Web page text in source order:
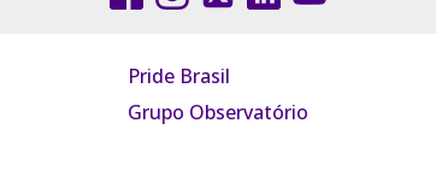
Pride Brasil
Grupo Observatório